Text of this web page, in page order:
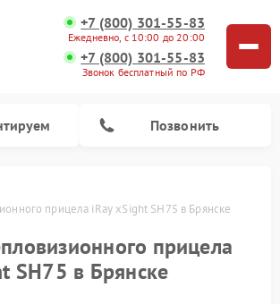
+7 (800) 301-55-83
Ежедневно, с 10:00 до 20:00
+7 (800) 301-55-83
Звонок бесплатный по РФ
Позвонить
прицела iRay xSight SH75 в Брянске
прицела
SH75 в Брянске